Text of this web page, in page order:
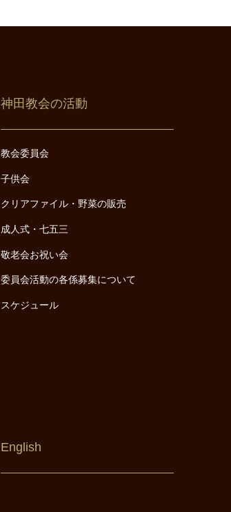
神田教会の活動
教会委員会
子供会
クリアファイル・野菜の販売
成人式・七五三
敬老会お祝い会
委員会活動の各係募集について
スケジュール
English